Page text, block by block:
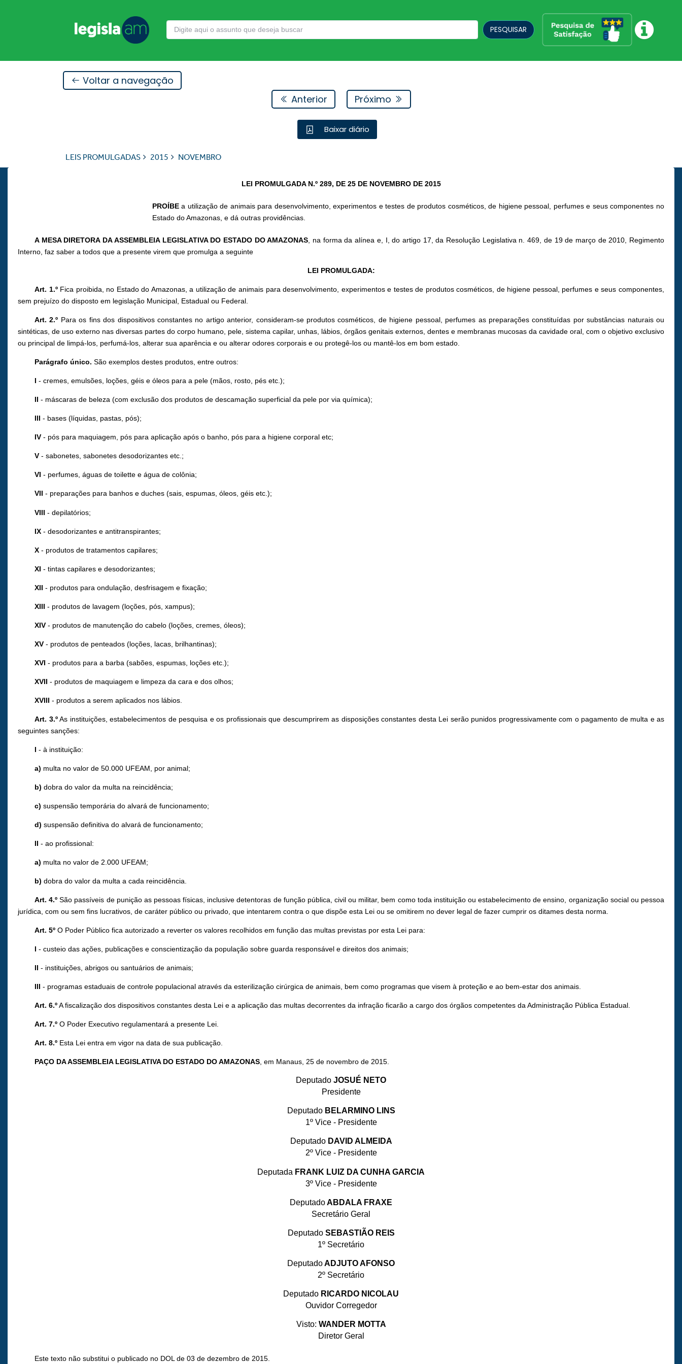
PESQUISAR
Voltar a navegação
Anterior
Próximo
Baixar diário
LEIS PROMULGADAS 2015 NOVEMBRO
LEI PROMULGADA N.º 289, DE 25 DE NOVEMBRO DE 2015
PROÍBEa utilização de animais para desenvolvimento, experimentos e testes de produtos cosméticos, de higiene pessoal, perfumes e seus componentes no
Estado do Amazonas, e dá outras providências.
A MESA DIRETORA DA ASSEMBLEIA LEGISLATIVA DO ESTADO DO AMAZONAS , na forma da alínea e, I, do artigo 17, da Resolução Legislativa n. 469, de 19 de março de 2010, Regimento
Interno, faz saber a todos que a presente virem que promulga a seguinte
LEI PROMULGADA:
Art. 1.ºFica proibida, no Estado do Amazonas, a utilização de animais para desenvolvimento, experimentos e testes de produtos cosméticos, de higiene pessoal, perfumes e seus componentes,
sem prejuízo do disposto em legislação Municipal, Estadual ou Federal.
Art. 2.º Para os fins dos dispositivos constantes no artigo anterior, consideram-se produtos cosméticos, de higiene pessoal, perfumes as preparações constituídas por substâncias naturais ou
sintéticas, de uso externo nas diversas partes do corpo humano, pele, sistema capilar, unhas, lábios, órgãos genitais externos, dentes e membranas mucosas da cavidade oral, com o objetivo exclusivo
ou principal de limpá-los, perfumá-los, alterar sua aparência e ou alterar odores corporais e ou protegê-los ou mantê-los em bom estado.
Parágrafo único. São exemplos destes produtos, entre outros:
I - cremes, emulsões, loções, géis e óleos para a pele (mãos, rosto, pés etc.);
II - máscaras de beleza (com exclusão dos produtos de descamação superficial da pele por via química);
III - bases (líquidas, pastas, pós);
IV - pós para maquiagem, pós para aplicação após o banho, pós para a higiene corporal etc;
V - sabonetes, sabonetes desodorizantes etc.;
VI - perfumes, águas de toilette e água de colônia;
VII - preparações para banhos e duches (sais, espumas, óleos, géis etc.);
VIII - depilatórios;
IX - desodorizantes e antitranspirantes;
X - produtos de tratamentos capilares;
XI - tintas capilares e desodorizantes;
XII - produtos para ondulação, desfrisagem e fixação;
XIII - produtos de lavagem (loções, pós, xampus);
XIV - produtos de manutenção do cabelo (loções, cremes, óleos);
XV - produtos de penteados (loções, lacas, brilhantinas);
XVI - produtos para a barba (sabões, espumas, loções etc.);
XVII - produtos de maquiagem e limpeza da cara e dos olhos;
XVIII - produtos a serem aplicados nos lábios.
Art. 3.ºAs instituições, estabelecimentos de pesquisa e os profissionais que descumprirem as disposições constantes desta Lei serão punidos progressivamente com o pagamento de multa e as
seguintes sanções:
I - à instituição:
a) multa no valor de 50.000 UFEAM, por animal;
b) dobra do valor da multa na reincidência;
c) suspensão temporária do alvará de funcionamento;
d) suspensão definitiva do alvará de funcionamento;
II - ao profissional:
a) multa no valor de 2.000 UFEAM;
b) dobra do valor da multa a cada reincidência.
Art. 4.º São passíveis de punição as pessoas físicas, inclusive detentoras de função pública, civil ou militar, bem como toda instituição ou estabelecimento de ensino, organização social ou pessoa
jurídica, com ou sem fins lucrativos, de caráter público ou privado, que intentarem contra o que dispõe esta Lei ou se omitirem no dever legal de fazer cumprir os ditames desta norma.
Art. 5º O Poder Público fica autorizado a reverter os valores recolhidos em função das multas previstas por esta Lei para:
I - custeio das ações, publicações e conscientização da população sobre guarda responsável e direitos dos animais;
II - instituições, abrigos ou santuários de animais;
III - programas estaduais de controle populacional através da esterilização cirúrgica de animais, bem como programas que visem à proteção e ao bem-estar dos animais.
Art. 6.ºA fiscalização dos dispositivos constantes desta Lei e a aplicação das multas decorrentes da infração ficarão a cargo dos órgãos competentes da Administração Pública Estadual.
Art. 7.º O Poder Executivo regulamentará a presente Lei.
Art. 8.º Esta Lei entra em vigor na data de sua publicação.
PAÇO DA ASSEMBLEIA LEGISLATIVA DO ESTADO DO AMAZONAS, em Manaus, 25 de novembro de 2015.
Deputado JOSUÉ NETO
Presidente
DeputadoBELARMINO LINS
1º Vice - Presidente
DeputadoDAVID ALMEIDA
2º Vice - Presidente
Deputada FRANK LUIZ DA CUNHA GARCIA
3º Vice - Presidente
DeputadoABDALA FRAXE
Secretário Geral
DeputadoSEBASTIÃO REIS
1º Secretário
DeputadoADJUTO AFONSO
2º Secretário
Deputado RICARDO NICOLAU
Ouvidor Corregedor
Visto: WANDER MOTTA
Diretor Geral
Este texto não substitui o publicado no DOL de 03 de dezembro de 2015.